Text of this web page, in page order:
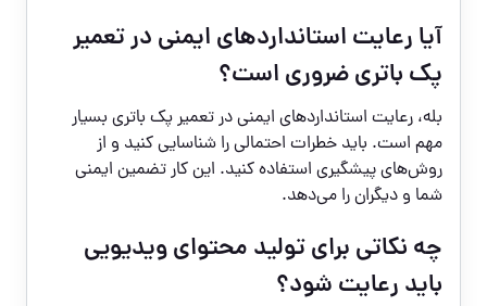
آیا رعایت استانداردهای ایمنی در تعمیر
پک باتری ضروری است؟
بله، رعایت استانداردهای ایمنی در تعمیر پک باتری بسیار
مهم است. باید خطرات احتمالی را شناسایی کنید و از
روش‌های پیشگیری استفاده کنید. این کار تضمین ایمنی
شما و دیگران را می‌دهد.
چه نکاتی برای تولید محتوای ویدیویی
باید رعایت شود؟